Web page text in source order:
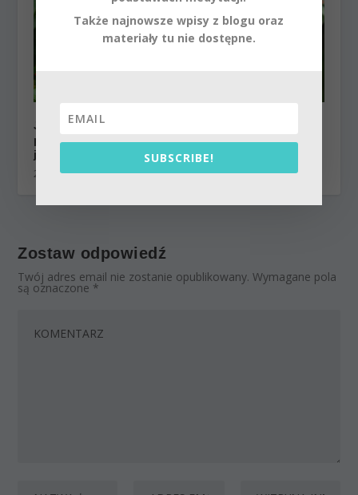
Jak osiągnąć spokój umysłu. Ahimsa
podstawowym elementem duchowej praktyki
jogi.
20 maja 2014
Zostaw odpowiedź
Twój adres email nie zostanie opublikowany. Wymagane pola
są oznaczone *
Także najnowsze wpisy z blogu oraz
materiały tu nie dostępne.
SUBSCRIBE!